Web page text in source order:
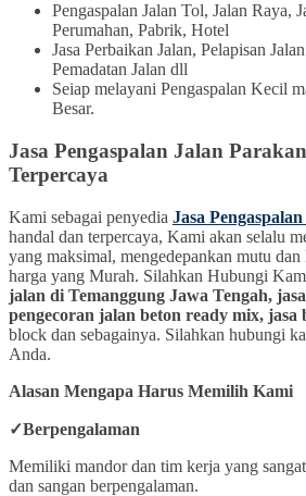
Pengaspalan Jalan Tol, Jalan Raya,
Perumahan, Pabrik, Hotel
Jasa Perbaikan Jalan, Pelapisan
Pemadatan Jalan dll
Seiap melayani Pengaspalan Kecil
Besar.
Jasa Pengaspalan Jalan
Terpercaya
Kami sebagai penyedia Jasa
handal dan terpercaya, Kami akan selalu
yang maksimal, mengedepankan mutu dan
harga yang Murah. Silahkan Hubungi
jalan di Temanggung Jawa Tengah,
pengecoran jalan beton ready mix, jasa
block dan sebagainya. Silahkan hubungi
Anda.
Alasan Mengapa Harus Memilih Kami
✓Berpengalaman
Memiliki mandor dan tim kerja yang
dan sangan berpengalaman.